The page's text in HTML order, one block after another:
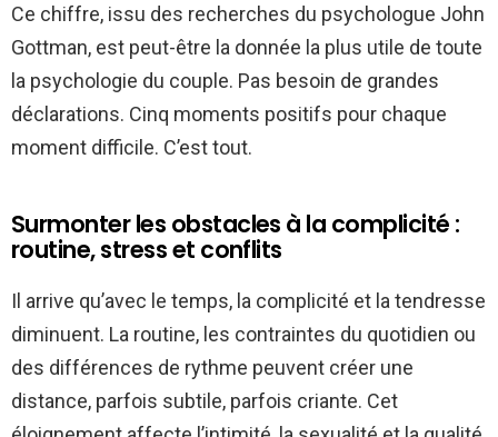
Ce chiffre, issu des recherches du psychologue John
Gottman, est peut-être la donnée la plus utile de toute
la psychologie du couple. Pas besoin de grandes
déclarations. Cinq moments positifs pour chaque
moment difficile. C’est tout.
Surmonter les obstacles à la complicité :
routine, stress et conflits
Il arrive qu’avec le temps, la complicité et la tendresse
diminuent. La routine, les contraintes du quotidien ou
des différences de rythme peuvent créer une
distance, parfois subtile, parfois criante. Cet